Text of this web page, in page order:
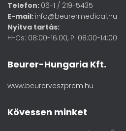
Telefon: 06-1 / 219-5435
E-mail: info@beurermedical.hu
Nyitva tartás:
H-Cs: 08:00-16:00, P: 08:00-14:00
Beurer-Hungaria Kft.
www.beurerveszprem.hu
Kövessen minket